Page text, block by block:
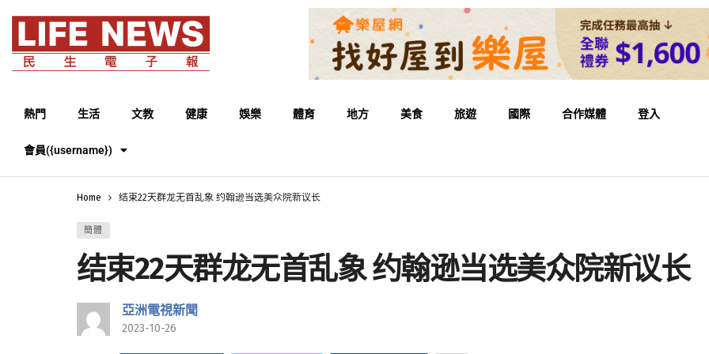
熱門 生活 文教 健康 娛樂 體育 地方 美食 旅遊 國際 合作媒體 登入
會員({username})
Home 结束22天群龙无首乱象 约翰逊当选美众院新议长
簡體
结束22天群龙无首乱象 约翰逊当选美众院新议长
亞洲電視新聞
2023-10-26